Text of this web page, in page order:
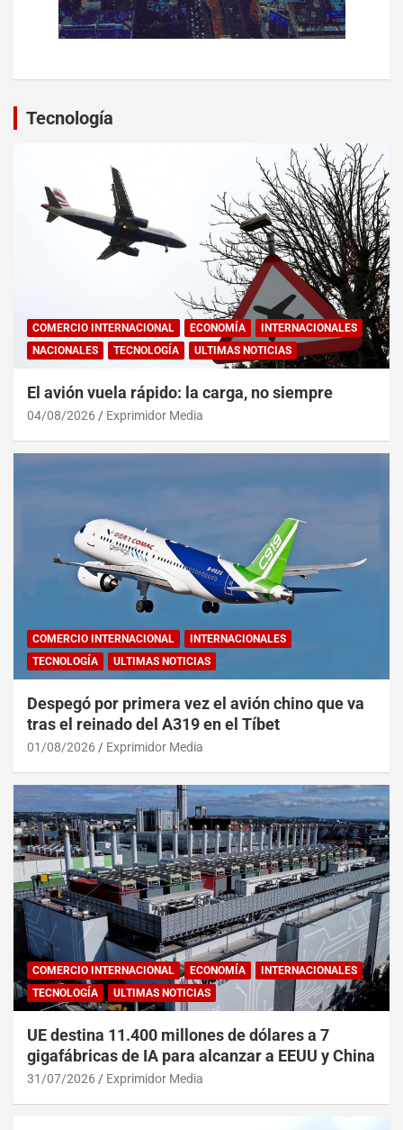
Tecnología
COMERCIO INTERNACIONAL ECONOMÍA
INTERNACIONALES
NACIONALES
TECNOLOGÍA ULTIMAS NOTICIAS
El avión vuela rápido: la carga, no siempre
04/08/2026 Exprimidor Media
COMERCIO INTERNACIONAL
INTERNACIONALES
TECNOLOGÍA
ULTIMAS NOTICIAS
Despegó por primera vez el avión chino que va
tras el reinado del A319 en el Tíbet
01/08/2026 Exprimidor Media
COMERCIO INTERNACIONAL ECONOMÍA
INTERNACIONALES
TECNOLOGÍA
ULTIMAS NOTICIAS
UE destina 11.400 millones de dólares a 7
gigafábricas de IA para alcanzar a EEUU y China
31/07/2026 Exprimidor Media